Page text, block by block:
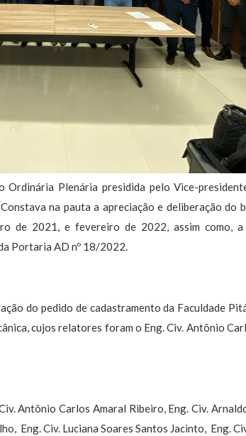
Plenária presidida pelo Vice-
na pauta a apreciação e deliberação do
de 2021, e fevereiro de 2022, assim como, a
Portaria AD nº 18/2022.
do pedido de cadastramento da Faculdade
cujos relatores foram o Eng. Civ. Antônio
Antônio Carlos Amaral Ribeiro, Eng. Civ.
Eng. Civ. Luciana Soares Santos Jacinto, Eng.